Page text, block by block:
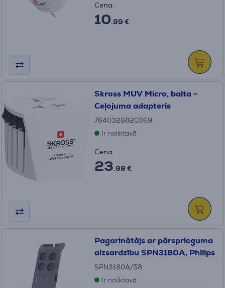
Cena:
10.99 €
Skross MUV Micro, balta -
Ceļojuma adapteris
7640326820369
Ir noliktavā
Cena:
23.99 €
Pagarinātājs ar pārsprieguma
aizsardzību SPN3180A, Philips
SPN3180A/58
Ir noliktavā